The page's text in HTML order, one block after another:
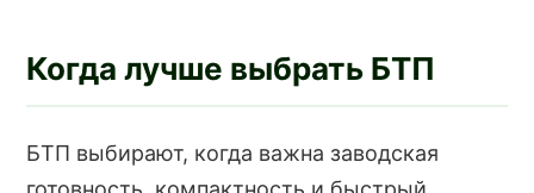
Когда лучше выбрать БТП
БТП выбирают, когда важна заводская